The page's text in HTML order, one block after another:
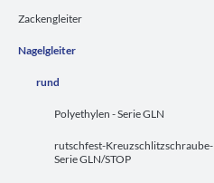
Zackengleiter
Nagelgleiter
rund
Polyethylen - Serie GLN
rutschfest-Kreuzschlitzschraube-
Serie GLN/STOP